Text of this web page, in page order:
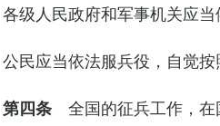
各级人民政府和军事机关应当
公民应当依法服兵役，自觉按
第四条 全国的征兵工作，在